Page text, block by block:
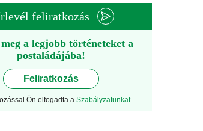
feliratkozás
a legjobb történeteket a
postaládájába!
Feliratkozás
Ön elfogadta a Szabályzatunkat